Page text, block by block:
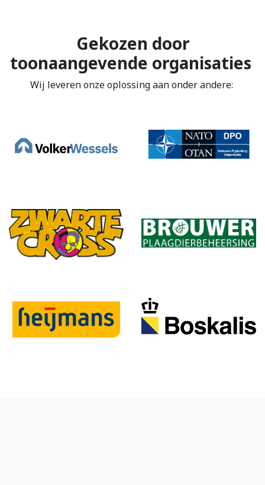
Gekozen door
toonaangevende organisaties
Wij leveren onze oplossing aan onder andere: